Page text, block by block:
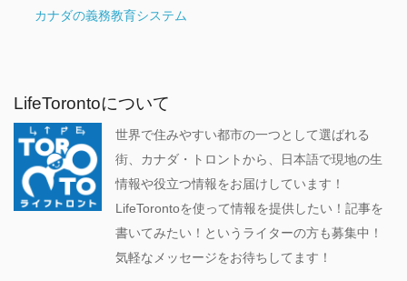
カナダの義務教育システム
LifeTorontoについて
世界で住みやすい都市の一つとして選ばれる
街、カナダ・トロントから、日本語で現地の生
情報や役立つ情報をお届けしています！
LifeTorontoを使って情報を提供したい！記事を
書いてみたい！というライターの方も募集中！
気軽なメッセージをお待ちしてます！